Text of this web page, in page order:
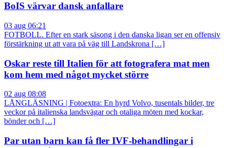
BoIS värvar dansk anfallare
03 aug 06:21
FOTBOLL. Efter en stark säsong i den danska ligan ser en offensiv
förstärkning ut att vara på väg till Landskrona […]
Oskar reste till Italien för att fotografera mat men
kom hem med något mycket större
02 aug 08:08
LÅNGLÄSNING | Fotoextra: En hyrd Volvo, tusentals bilder, tre
veckor på italienska landsvägar och otaliga möten med kockar,
bönder och […]
Par utan barn kan få fler IVF-behandlingar i